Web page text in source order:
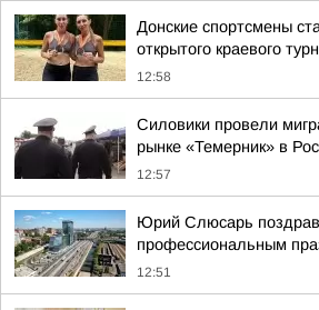
Донские спортсмены
открытого краевого
12:58
Силовики провели
рынке «Темерник» в
12:57
Юрий Слюсарь
профессиональным
12:51